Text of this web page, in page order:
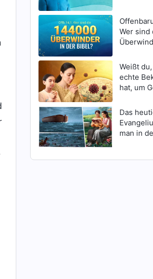
Wer sind
Weißt
echte
hat, um
Das
man in